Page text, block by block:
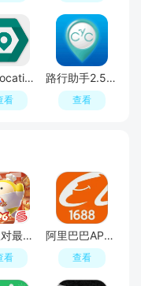
FakeLocation(咕咚轨迹修改器2026插件版)
看
路行助手2.5(路行助手2025最新版免费版)
查看
蛋仔派对最新版
看
阿里巴巴APP2026官方版
查看